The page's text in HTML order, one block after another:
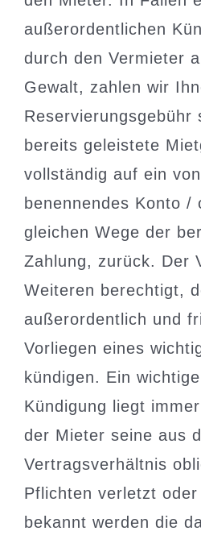
außerordentlichen
durch den Vermieter
Gewalt, zahlen wir
Reservierungsgebühr
bereits geleistete
vollständig auf ein
benennendes Konto /
gleichen Wege der
Zahlung, zurück. Der
Weiteren berechtigt,
außerordentlich und
Vorliegen eines
kündigen. Ein
Kündigung liegt
der Mieter seine aus
Vertragsverhältnis
Pflichten verletzt
bekannt werden die